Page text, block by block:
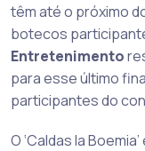
têm até o próximo
botecos
Entretenimento
para esse último
participantes do
O ‘Caldas la